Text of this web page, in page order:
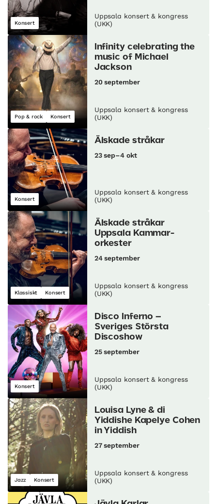
Konsert
Uppsala konsert & kongress
(UKK)
Pop & rock Konsert
Infinity celebrating the
music of Michael
Jackson
20 september
Uppsala konsert & kongress
(UKK)
Konsert
Älskade stråkar
23 sep–4 okt
Uppsala konsert & kongress
(UKK)
Klassiskt Konsert
Älskade stråkar
Uppsala Kammar­
orkester
24 september
Uppsala konsert & kongress
(UKK)
Konsert
Disco Inferno –
Sveriges Största
Discoshow
25 september
Uppsala konsert & kongress
(UKK)
Jazz Konsert
Louisa Lyne & di
Yiddishe Kapelye Cohen
in Yiddish
27 september
Uppsala konsert & kongress
(UKK)